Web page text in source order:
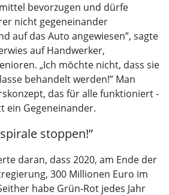
bevorzugen und dürfe
nicht gegeneinander
auf das Auto angewiesen”, sagte
auf Handwerker,
„Ich möchte nicht, dass sie
behandelt werden!” Man
das für alle funktioniert -
ein Gegeneinander.
stoppen!”
daran, dass 2020, am Ende der
300 Millionen Euro im
habe Grün-Rot jedes Jahr